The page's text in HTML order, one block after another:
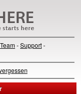
Team-Support-